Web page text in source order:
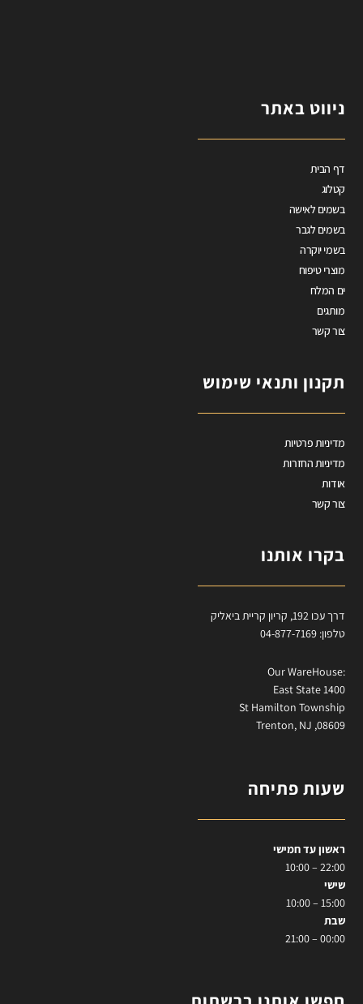
ניווט באתר
דף הבית
קטלוג
בשמים לאישה
בשמים לגבר
בשמי יוקרה
מוצרי טיפוח
ים המלח
מותגים
צור קשר
תקנון ותנאי שימוש
מדיניות פרטיות
מדיניות החזרות
אודות
צור קשר
בקרו אותנו
דרך עכו 192, קריון קריית ביאליק
טלפון: 04-877-7169
:Our WareHouse
East State 1400
St Hamilton Township
Trenton, NJ ,08609
שעות פתיחה
ראשון עד חמישי
22:00 – 10:00
שישי
15:00 – 10:00
שבת
00:00 – 21:00